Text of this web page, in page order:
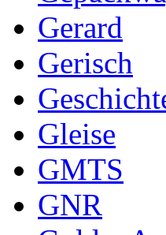
Gerard
Gerisch
Gleise
GMTS
GNR